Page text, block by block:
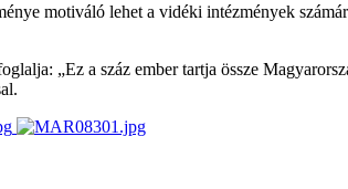
motiváló lehet a vidéki intézmények
„Ez a száz ember tartja össze